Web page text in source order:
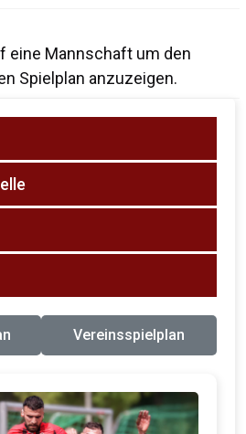
eine Mannschaft um den
Spielplan anzuzeigen.
Vereinsspielplan